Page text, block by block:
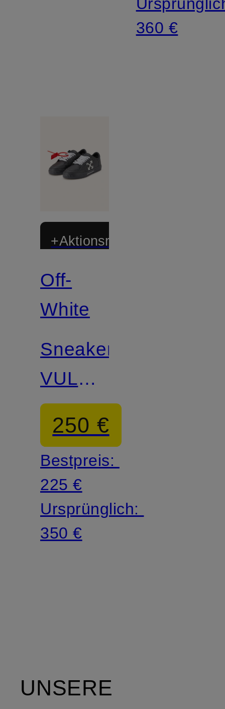
360 €
+Aktionsrabatt
Off-
White
Sneaker
VULC
LOW
250 €
Bestpreis:
225 €
Ursprünglich:
350 €
UNSERE